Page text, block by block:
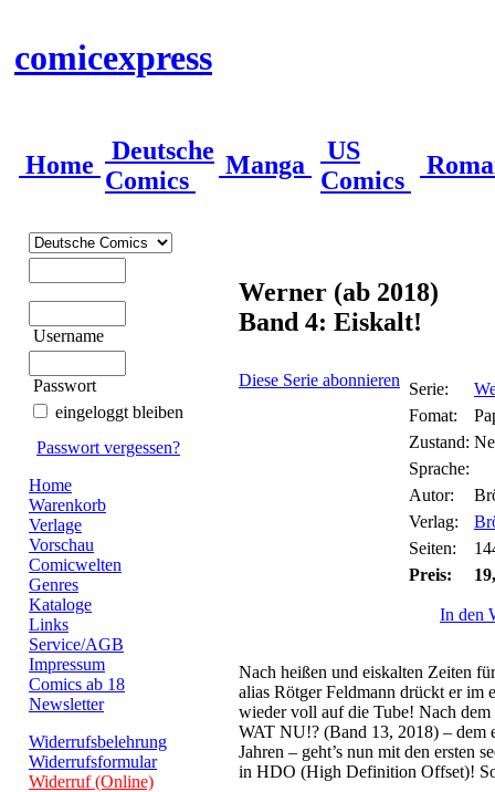
comicexpress
Home
Deutsche
Comics
Manga
US
Comics
Username
Passwort
eingeloggt bleiben
Passwort vergessen?
Home
Warenkorb
Verlage
Vorschau
Comicwelten
Genres
Kataloge
Links
Service/AGB
Impressum
Comics ab 18
Newsletter
Widerrufsbelehrung
Widerrufsformular
Widerruf (Online)
Werner (ab 2018)
Band 4: Eiskalt!
Diese Serie abonnieren Serie:
Fomat:
Zustand:
Sprache:
Autor:
Verlag:
Seiten:
Preis:
In den
Nach heißen und eiskalten Zeiten
alias Rötger Feldmann drückt er im
wieder voll auf die Tube! Nach
WAT NU!? (Band 13, 2018) – dem
Jahren – geht’s nun mit den ersten
in HDO (High Definition Offset)!